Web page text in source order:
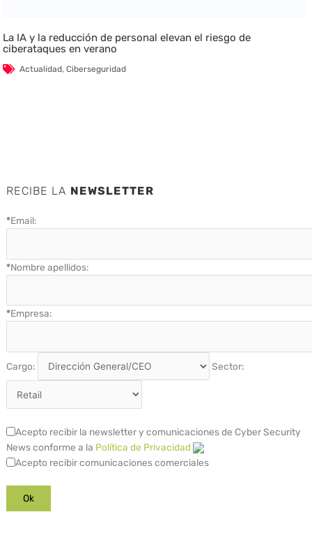
La IA y la reducción de personal elevan el riesgo de
ciberataques en verano
Actualidad,Ciberseguridad
RECIBE LA NEWSLETTER
*Email:
*Nombre apellidos:
*Empresa:
Cargo: Sector:
Acepto recibir la newsletter y comunicaciones de Cyber Security
News conforme a la Política de Privacidad
Acepto recibir comunicaciones comerciales